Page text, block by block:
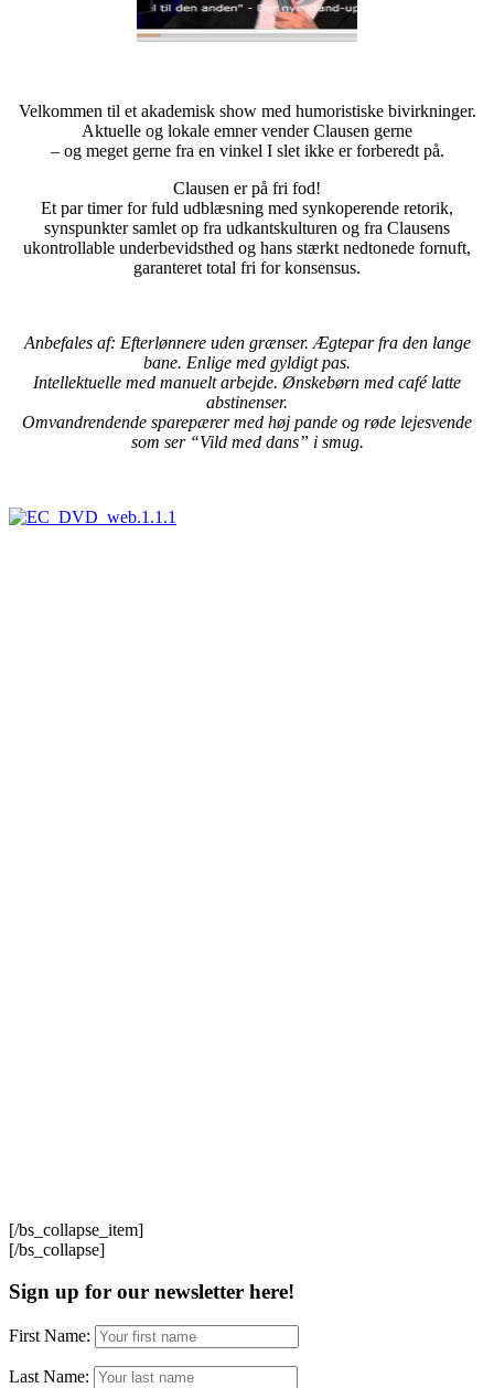
Velkommen til et akademisk show med humoristiske bivirkninger.
Aktuelle og lokale emner vender Clausen gerne
– og meget gerne fra en vinkel I slet ikke er forberedt på.
Clausen er på fri fod!
Et par timer for fuld udblæsning med synkoperende retorik,
synspunkter samlet op fra udkantskulturen og fra Clausens
ukontrollable underbevidsthed og hans stærkt nedtonede fornuft,
garanteret total fri for konsensus.
Anbefales af: Efterlønnere uden grænser. Ægtepar fra den lange
bane. Enlige med gyldigt pas.
Intellektuelle med manuelt arbejde. Ønskebørn med café latte
abstinenser.
Omvandrendende sparepærer med høj pande og røde lejesvende
som ser “Vild med dans” i smug.
[/bs_collapse_item]
[/bs_collapse]
Sign up for our newsletter here!
First Name:
Last Name: